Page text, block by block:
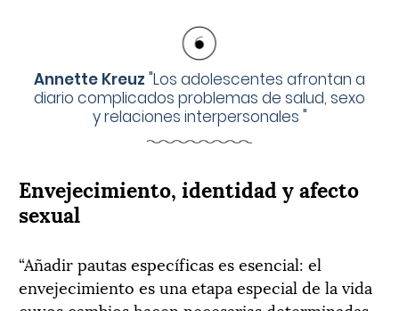
Annette Kreuz "Los adolescentes afrontan a
diario complicados problemas de salud, sexo
y relaciones interpersonales "
Envejecimiento, identidad y afecto
sexual
“Añadir pautas específicas es esencial: el
envejecimiento es una etapa especial de la vida